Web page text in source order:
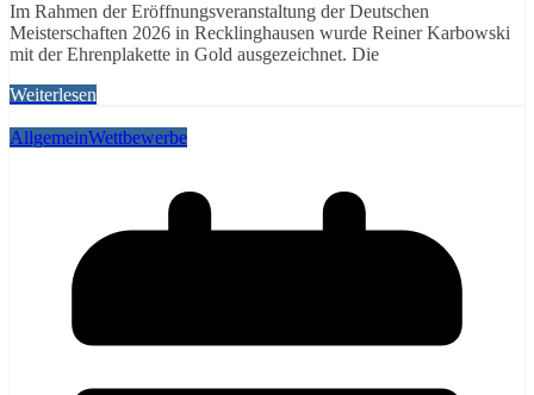
Im Rahmen der Eröffnungsveranstaltung der Deutschen
Meisterschaften 2026 in Recklinghausen wurde Reiner Karbowski
mit der Ehrenplakette in Gold ausgezeichnet. Die
Weiterlesen
AllgemeinWettbewerbe